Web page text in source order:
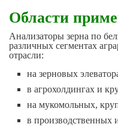
Области
Анализаторы зерна по
различных сегментах
отрасли:
на зерновых
в агрохолдингах и
на мукомольных,
в производственных